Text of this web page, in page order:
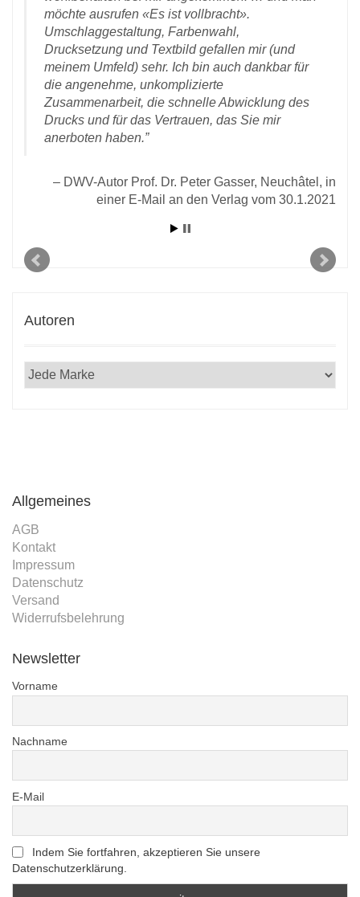
möchte ausrufen «Es ist vollbracht».
Umschlaggestaltung, Farbenwahl,
Drucksetzung und Textbild gefallen mir (und
meinem Umfeld) sehr. Ich bin auch dankbar für
die angenehme, unkomplizierte
Zusammenarbeit, die schnelle Abwicklung des
Drucks und für das Vertrauen, das Sie mir
anerboten haben.
DWV-Autor Prof. Dr. Peter Gasser, Neuchâtel, in
einer E-Mail an den Verlag vom 30.1.2021
Autoren
Allgemeines
AGB
Kontakt
Impressum
Datenschutz
Versand
Widerrufsbelehrung
Newsletter
Vorname
Nachname
E-Mail
Indem Sie fortfahren, akzeptieren Sie unsere
Datenschutzerklärung.